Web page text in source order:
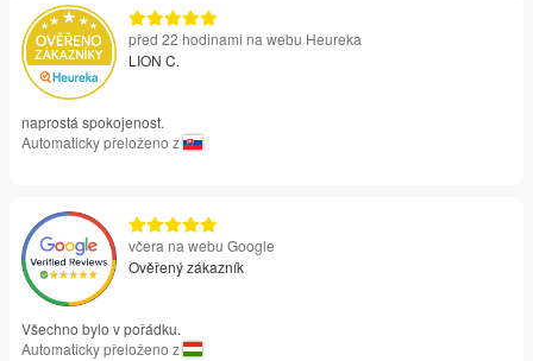
před 22 hodinami na webu Heureka
LION C.
naprostá spokojenost.
Automaticky přeloženo z
včera na webu Google
Ověřený zákazník
Všechno bylo v pořádku.
Automaticky přeloženo z